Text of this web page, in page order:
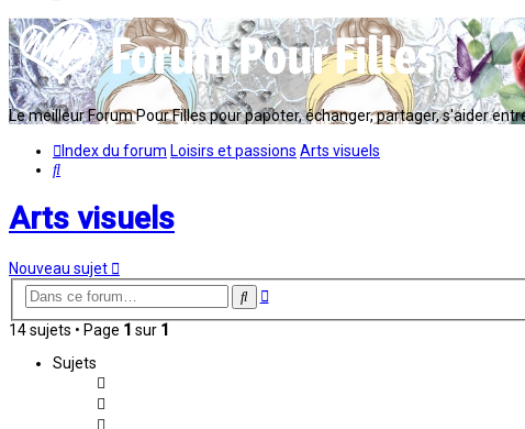
Le meilleur Forum Pour Filles pour papoter, échanger, partager, s'aider
Index du forum Loisirs et passions Arts visuels
Rechercher
Arts visuels
Nouveau sujet
Rechercher
Recherche
14 sujets • Page 1 sur 1
Sujets